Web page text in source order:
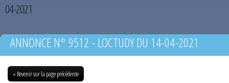
04-2021
ANNONCE N° 9512 - LOCTUDY DU 14-04-2021
« Revenir sur la page précédente